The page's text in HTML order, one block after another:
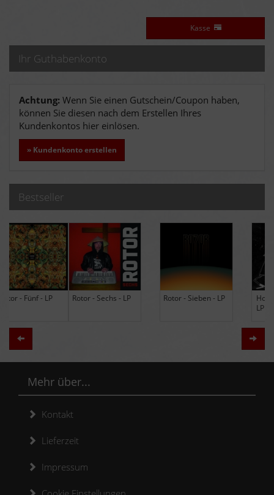
Kasse
Ihr Guthabenkonto
Achtung: Wenn Sie einen Gutschein/Coupon haben,
können Sie diesen nach dem Erstellen Ihres
Kundenkontos hier einlösen.
» Kundenkonto erstellen
Bestseller
Rotor - Sechs - LP Rotor - Sieben - LP
Hodja - The Band -
LP (Limited Edition
Zurück
Mehr über...
Kontakt
Lieferzeit
Impressum